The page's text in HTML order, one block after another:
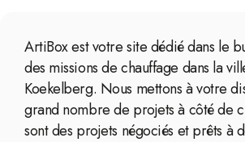
ArtiBox est votre site dédié dans le
des missions de chauffage dans la
Koekelberg. Nous mettons à votre
grand nombre de projets à côté de
sont des projets négociés et prêts à